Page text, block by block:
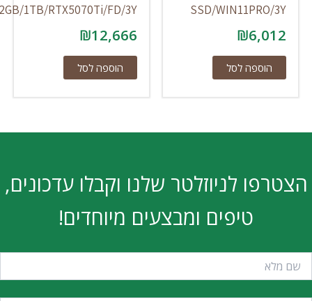
SSD/
₪
לסל
275HX/32GB/1TB/RTX5070Ti/FD/3Y
₪12,666
הוספה לסל
לניוזלטר שלנו וקבלו עדכונים,
טיפים ומבצעים מיוחדים!